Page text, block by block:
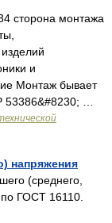
сторона монтажа
и
Монтаж бывает
53386&#8230; …
напряжения
(среднего,
ГОСТ 16110.